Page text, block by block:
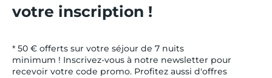
votre inscription !
* 50 € offerts sur votre séjour de 7 nuits
minimum ! Inscrivez-vous à notre newsletter pour
recevoir votre code promo. Profitez aussi d'offres